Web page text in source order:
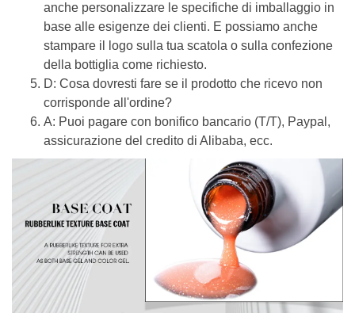
anche personalizzare le specifiche di imballaggio in
base alle esigenze dei clienti. E possiamo anche
stampare il logo sulla tua scatola o sulla confezione
della bottiglia come richiesto.
D: Cosa dovresti fare se il prodotto che ricevo non
corrisponde all'ordine?
A: Puoi pagare con bonifico bancario (T/T), Paypal,
assicurazione del credito di Alibaba, ecc.